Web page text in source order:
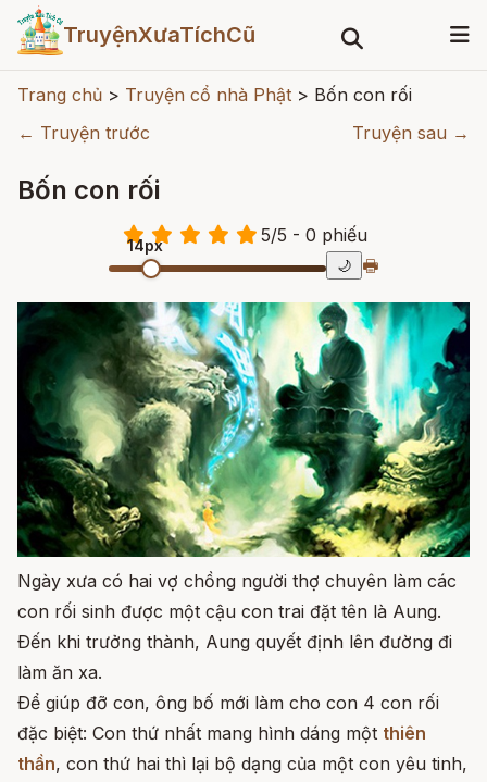
TruyệnXưaTíchCũ
Trang chủ > Truyện cổ nhà Phật > Bốn con rối
← Truyện trước
Truyện sau →
Bốn con rối
5/5 - 0 phiếu
14px
🌙 🖶
Ngày xưa có hai vợ chồng người thợ chuyên làm các
con rối sinh được một cậu con trai đặt tên là Aung.
Ðến khi trưởng thành, Aung quyết định lên đường đi
làm ăn xa.
Ðể giúp đỡ con, ông bố mới làm cho con 4 con rối
đặc biệt: Con thứ nhất mang hình dáng một thiên
thần, con thứ hai thì lại bộ dạng của một con yêu tinh,